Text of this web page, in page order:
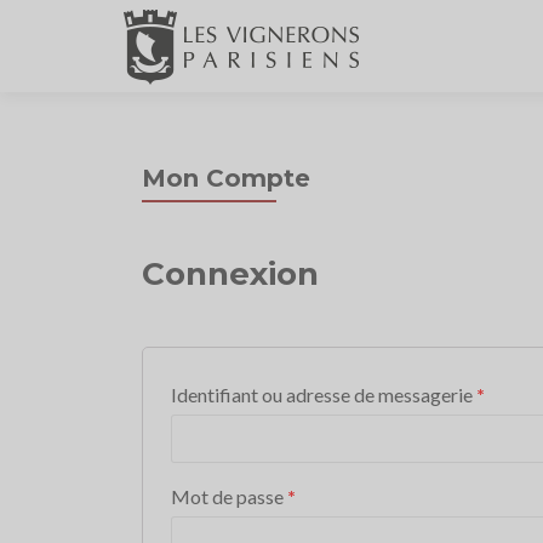
Mon Compte
Connexion
Identifiant ou adresse de messagerie *
Mot de passe *